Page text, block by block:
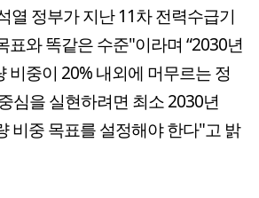
열 정부가 지난 11차 전력수급기
표와 똑같은 수준"이라며 “2030년
비중이 20% 내외에 머무르는 정
심을 실현하려면 최소 2030년
비중 목표를 설정해야 한다"고 밝